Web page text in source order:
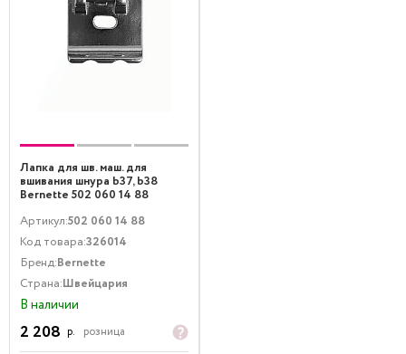
Лапка для шв. маш. для
вшивания шнура b37, b38
Bernette 502 060 14 88
Артикул:502 060 14 88
Код товара:326014
Бренд:Bernette
Страна:Швейцария
В наличии
2 208 р. розница